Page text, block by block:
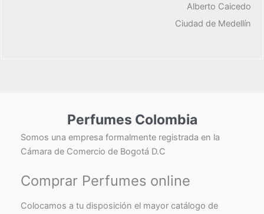
Alberto Caicedo
Ciudad de Medellín
Perfumes Colombia
Somos una empresa formalmente registrada en la
Cámara de Comercio de Bogotá D.C
Comprar Perfumes online
Colocamos a tu disposición el mayor catálogo de